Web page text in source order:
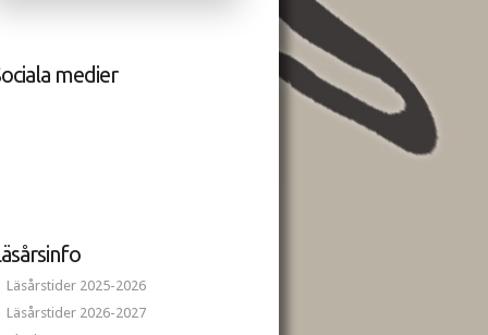
medier
Läsårstider 2025-2026
Läsårstider 2026-2027